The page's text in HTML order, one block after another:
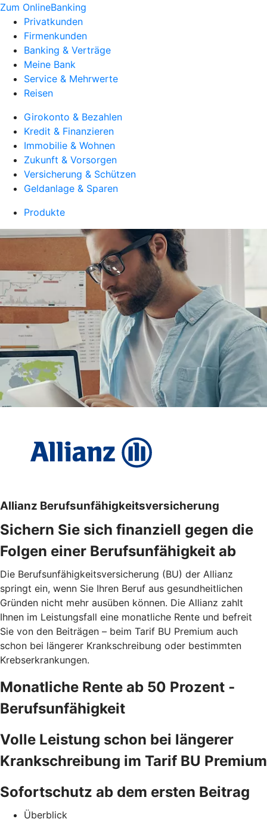
Zum OnlineBanking
Privatkunden
Firmenkunden
Banking & Verträge
Meine Bank
Service & Mehrwerte
Reisen
Girokonto & Bezahlen
Kredit & Finanzieren
Immobilie & Wohnen
Zukunft & Vorsorgen
Versicherung & Schützen
Geldanlage & Sparen
Produkte
Allianz Berufsunfähigkeitsversicherung
Sichern Sie sich finanziell gegen die
Folgen einer Berufsunfähigkeit ab
Die Berufsunfähigkeitsversicherung (BU) der Allianz
springt ein, wenn Sie Ihren Beruf aus gesundheitlichen
Gründen nicht mehr ausüben können. Die Allianz zahlt
Ihnen im Leistungsfall eine monatliche Rente und befreit
Sie von den Beiträgen – beim Tarif BU Premium auch
schon bei längerer Krankschreibung oder bestimmten
Krebserkrankungen.
Monatliche Rente ab 50 Prozent ­
Berufsunfähigkeit
Volle Leistung schon bei längerer
Krankschreibung im Tarif BU Premium
Sofortschutz ab dem ersten Beitrag
Überblick